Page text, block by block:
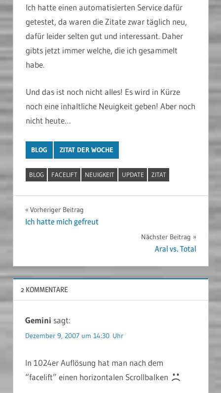
Ich hatte einen automatisierten Service dafür
getestet, da waren die Zitate zwar täglich neu,
dafür leider selten gut und interessant. Daher
gibts jetzt immer welche, die ich gesammelt
habe.
Und das ist noch nicht alles! Es wird in Kürze
noch eine inhaltliche Neuigkeit geben! Aber noch
nicht heute…
BLOG ZITAT DER WOCHE
BLOG FACELIFT NEUIGKEIT UPDATE ZITAT
Beitragsnavigation
Vorheriger Beitrag
Ich hatte mich gefreut
Nächster Beitrag
Aral vs. Total
2 KOMMENTARE
Gemini sagt:
Dezember 9, 2007 um 14:30 Uhr
In 1024er Auflösung hat man nach dem
“facelift” einen horizontalen Scrollbalken